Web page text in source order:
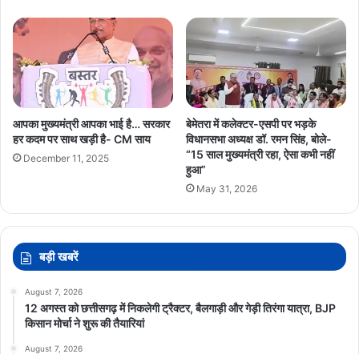
आपका मुख्यमंत्री आपका भाई है… सरकार
हर कदम पर साथ खड़ी है- CM साय
December 11, 2025
बेमेतरा में कलेक्टर-एसपी पर भड़के
विधानसभा अध्यक्ष डॉ. रमन सिंह, बोले-
“15 साल मुख्यमंत्री रहा, ऐसा कभी नहीं
हुआ”
May 31, 2026
बड़ी खबरें
August 7, 2026
12 अगस्त को छत्तीसगढ़ में निकलेगी ट्रैक्टर, बैलगाड़ी और गेड़ी तिरंगा यात्रा, BJP
किसान मोर्चा ने शुरू की तैयारियां
August 7, 2026